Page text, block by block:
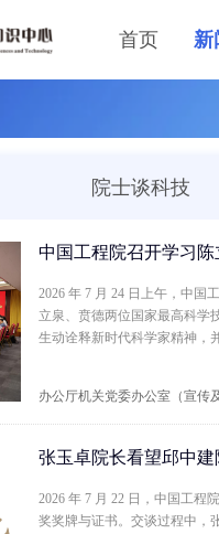
首页 新
院士谈科技
中国工程院召开学习
2026 年 7 月 24 日上午，中国
立泉、贲德两位国家最高科学
生动诠释新时代科学家精神，
办公厅机关党委办公室（宣传
张玉卓院长看望邱中
2026 年 7 月 22 日，中国工程
奖奖牌与证书。交谈过程中，